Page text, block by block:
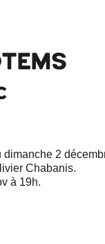
2
Chabanis.
à 19h.